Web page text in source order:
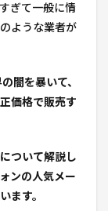
ぎて一般に情
ような業者が
闇を暴いて、
価格で販売す
ついて解説し
ンの人気メー
ます。